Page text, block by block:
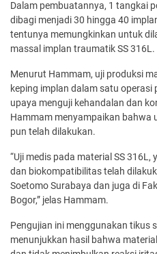
Dalam pembuatannya, 1 tangkai
dibagi menjadi 30 hingga 40
tentunya memungkinkan untuk
massal implan traumatik SS 316L.
Menurut Hammam, uji produksi
keping implan dalam satu
upaya menguji kehandalan dan
Hammam menyampaikan bahwa
pun telah dilakukan.
“Uji medis pada material SS
dan biokompatibilitas telah
Soetomo Surabaya dan juga di
Bogor,” jelas Hammam.
Pengujian ini menggunakan tikus
menunjukkan hasil bahwa